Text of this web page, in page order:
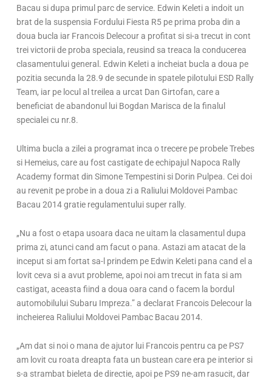
Bacau si dupa primul parc de service. Edwin Keleti a indoit un
brat de la suspensia Fordului Fiesta R5 pe prima proba din a
doua bucla iar Francois Delecour a profitat si si-a trecut in cont
trei victorii de proba speciala, reusind sa treaca la conducerea
clasamentului general. Edwin Keleti a incheiat bucla a doua pe
pozitia secunda la 28.9 de secunde in spatele pilotului ESD Rally
Team, iar pe locul al treilea a urcat Dan Girtofan, care a
beneficiat de abandonul lui Bogdan Marisca de la finalul
specialei cu nr.8.
Ultima bucla a zilei a programat inca o trecere pe probele Trebes
si Hemeius, care au fost castigate de echipajul Napoca Rally
Academy format din Simone Tempestini si Dorin Pulpea. Cei doi
au revenit pe probe in a doua zi a Raliului Moldovei Pambac
Bacau 2014 gratie regulamentului super rally.
„Nu a fost o etapa usoara daca ne uitam la clasamentul dupa
prima zi, atunci cand am facut o pana. Astazi am atacat de la
inceput si am fortat sa-l prindem pe Edwin Keleti pana cand el a
lovit ceva si a avut probleme, apoi noi am trecut in fata si am
castigat, aceasta fiind a doua oara cand o facem la bordul
automobilului Subaru Impreza.” a declarat Francois Delecour la
incheierea Raliului Moldovei Pambac Bacau 2014.
„Am dat si noi o mana de ajutor lui Francois pentru ca pe PS7
am lovit cu roata dreapta fata un bustean care era pe interior si
s-a strambat bieleta de directie, apoi pe PS9 ne-am rasucit, dar